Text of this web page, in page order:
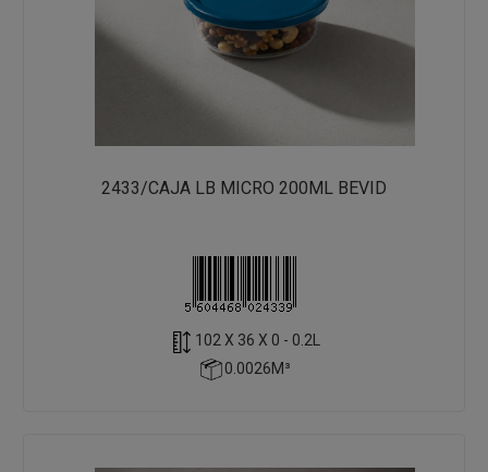
2433/CAJA LB MICRO 200ML BEVID
102 X 36 X 0 - 0.2L
0.0026M³